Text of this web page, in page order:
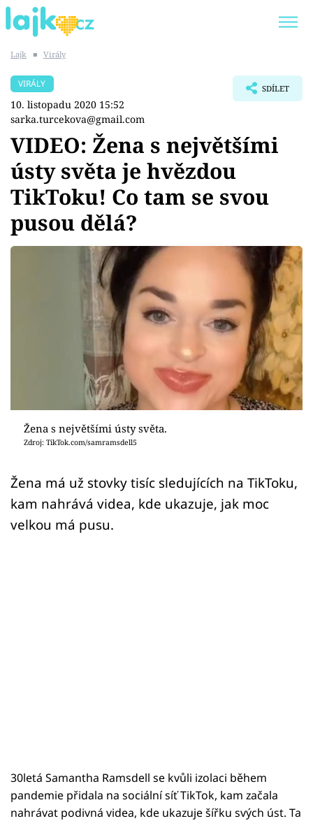
SHOPAHOLICADEL
Témata
Showbyznys
Youtubeři
Sex a vztahy
Sledujte prima+
Přihlášení
Sledujte nás
Lajk ■ Virály
VIRÁLY
10. listopadu 2020 15:52
sarka.turcekova@gmail.com
SDÍLET
VIDEO: Žena s největšími
ústy světa je hvězdou
TikToku! Co tam se svou
pusou dělá?
Žena s největšími ústy světa.
Zdroj: TikTok.com/samramsdell5
Žena má už stovky tisíc sledujících na TikToku,
kam nahrává videa, kde ukazuje, jak moc
velkou má pusu.
30letá Samantha Ramsdell se kvůli izolaci během
pandemie přidala na sociální síť TikTok, kam začala
nahrávat podivná videa, kde ukazuje šířku svých úst. Ta